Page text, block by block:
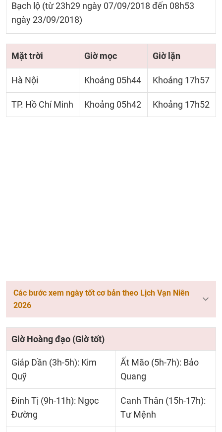
Bạch lộ (từ 23h29 ngày 07/09/2018 đến 08h53
ngày 23/09/2018)
Mặt trời Giờ mọc Giờ lặn
Hà Nội Khoảng 05h44 Khoảng 17h57
TP. Hồ Chí Minh Khoảng 05h42 Khoảng 17h52
Các bước xem ngày tốt cơ bản theo Lịch Vạn Niên
2026
Giờ Hoàng đạo (Giờ tốt)
Giáp Dần (3h-5h): Kim
Quỹ
Ất Mão (5h-7h): Bảo
Quang
Đinh Tị (9h-11h): Ngọc
Đường
Canh Thân (15h-17h):
Tư Mệnh